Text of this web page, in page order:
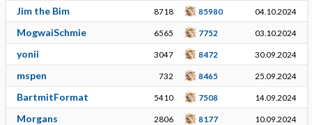
Jim the Bim 8718 85980 04.10.2024
MogwaiSchmie 6565 7752 03.10.2024
yonii 3047 8472 30.09.2024
mspen 732 8465 25.09.2024
BartmitFormat 5410 7508 14.09.2024
Morgans 2806 8177 10.09.2024